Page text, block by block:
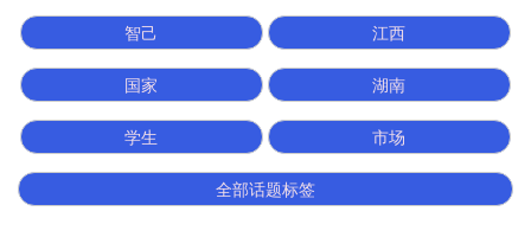
智己 江西
国家 湖南
学生 市场
全部话题标签